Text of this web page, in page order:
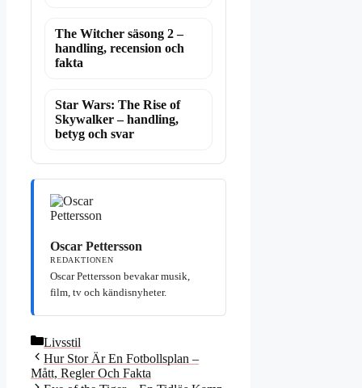
The Witcher säsong 2 –
handling, recension och
fakta
Star Wars: The Rise of
Skywalker – handling,
betyg och svar
Oscar Pettersson
REDAKTIONEN
Oscar Pettersson bevakar musik,
film, tv och kändisnyheter.
Kategorier
Livsstil
Hur Stor Är En Fotbollsplan –
Mått, Regler Och Fakta